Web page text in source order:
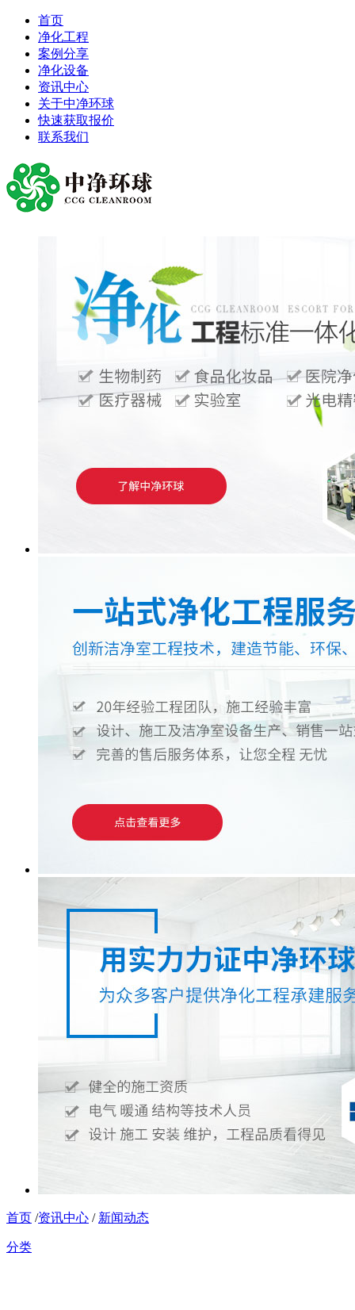
首页
净化工程
案例分享
净化设备
资讯中心
关于中净环球
快速获取报价
联系我们
首页 /资讯中心 / 新闻动态
分类